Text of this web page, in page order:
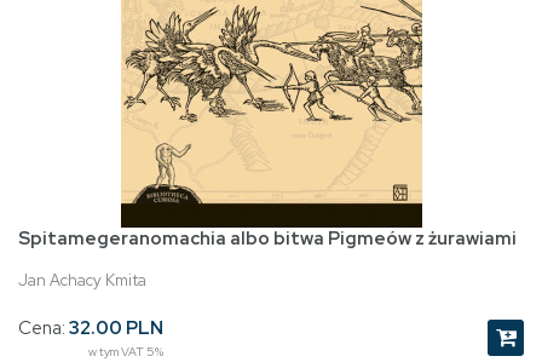
Spitamegeranomachia albo bitwa Pigmeów z żurawiami
Jan Achacy Kmita
Cena: 32.00 PLN
w tym VAT 5%